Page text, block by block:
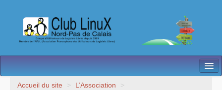
L’Association
Accueil du site > L’Association
>